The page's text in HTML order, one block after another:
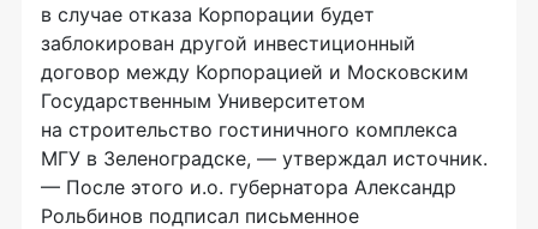
в случае отказа Корпорации будет
заблокирован другой инвестиционный
договор между Корпорацией и Московским
Государственным Университетом
на строительство гостиничного комплекса
МГУ в Зеленоградске, — утверждал источник.
— После этого и.о. губернатора Александр
Рольбинов подписал письменное